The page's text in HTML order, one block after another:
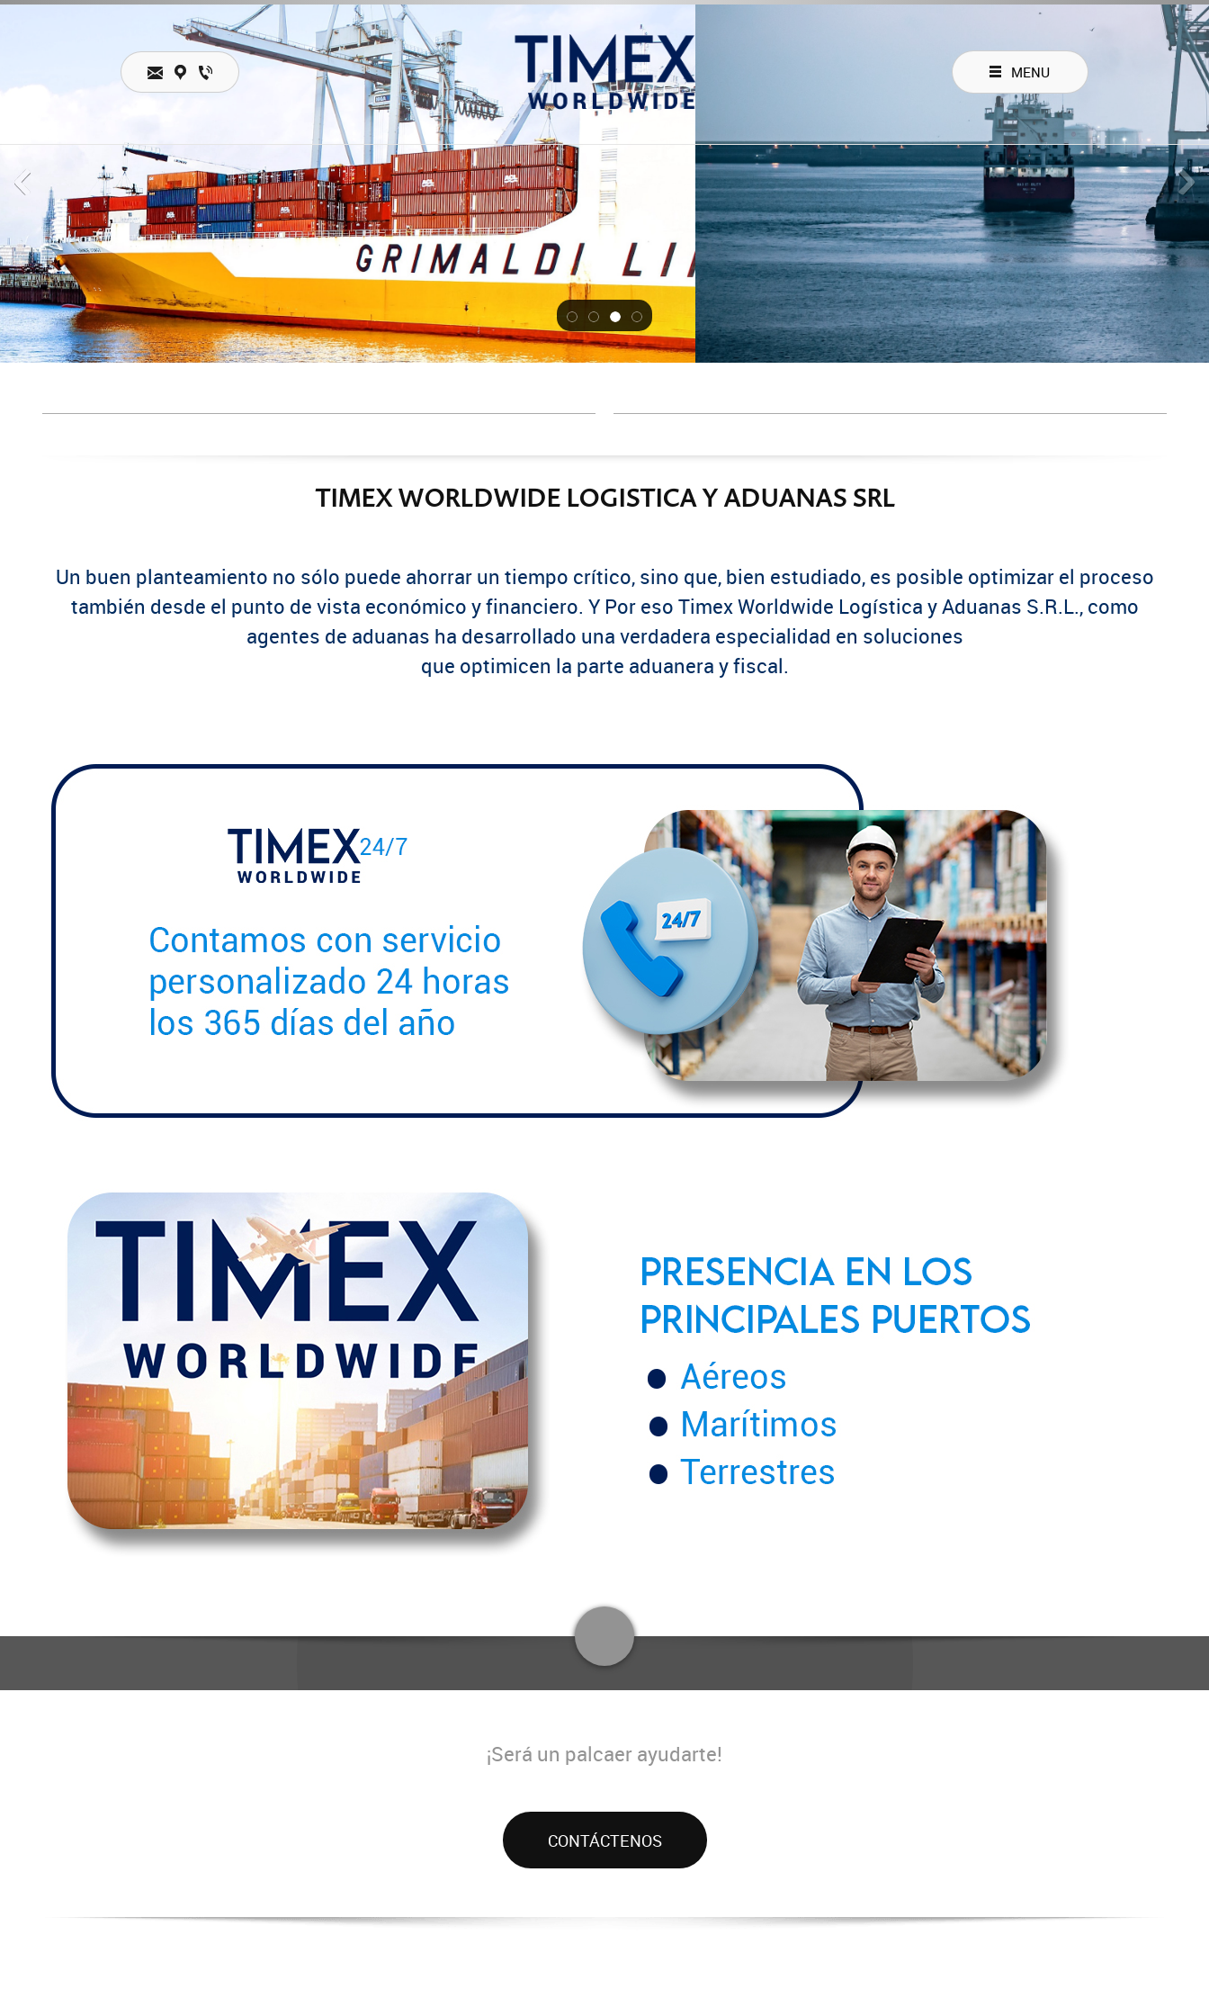
TIMEX WORLDWIDE LOGISTICA Y ADUANAS SRL
Un buen planteamiento no sólo puede ahorrar un tiempo crítico, sino que, bien estudiado, es posible optimizar el proceso
también desde el punto de vista económico y financiero. Y Por eso Timex Worldwide Logística y Aduanas S.R.L., como
agentes de aduanas ha desarrollado una verdadera especialidad en soluciones
que optimicen la parte aduanera y fiscal.
¡Será un palcaer ayudarte!
CONTÁCTENOS